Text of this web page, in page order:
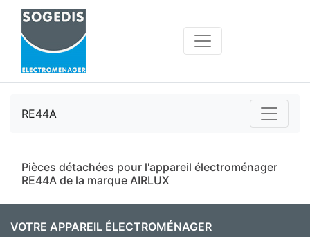
RE44A
Pièces détachées pour l'appareil électroménager
RE44A de la marque AIRLUX
VOTRE APPAREIL ÉLECTROMÉNAGER